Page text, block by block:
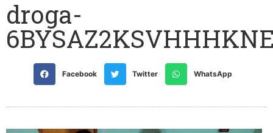
droga-
Facebook Twitter WhatsApp